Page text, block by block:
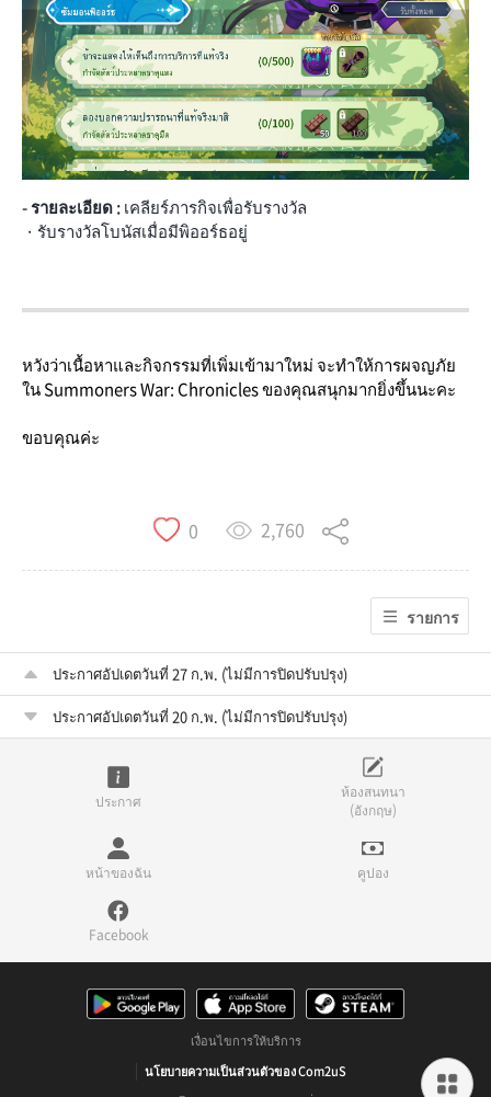
- รายละเอียด :เคลียร์ภารกิจเพื่อรับรางวัล
· รับรางวัลโบนัสเมื่อมีพิออร์ธอยู่
หวังว่าเนื้อหาและกิจกรรมที่เพิ่มเข้ามาใหม่ จะทำให้การผจญภัย
ใน Summoners War: Chronicles ของคุณสนุกมากยิ่งขึ้นนะคะ
ขอบคุณค่ะ
0 2,760
รายการ
ประกาศอัปเดตวันที่ 27 ก.พ. (ไม่มีการปิดปรับปรุง)
ประกาศอัปเดตวันที่ 20 ก.พ. (ไม่มีการปิดปรับปรุง)
ประกาศ
ห้องสนทนา
(อังกฤษ)
หน้าของฉัน คูปอง
Facebook
เงื่อนไขการให้บริการ
นโยบายความเป็นส่วนตัวของ Com2uS